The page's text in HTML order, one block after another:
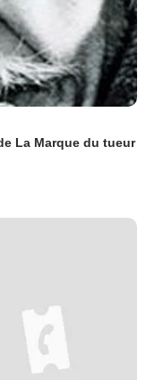
La Marque du tueur